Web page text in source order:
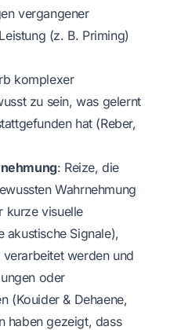
vergangener
(z. B. Priming)
komplexer
zu sein, was gelernt
hat (Reber,
: Reize, die
Wahrnehmung
kurze visuelle
akustische Signale),
werden und
oder
(Kouider & Dehaene,
haben gezeigt, dass